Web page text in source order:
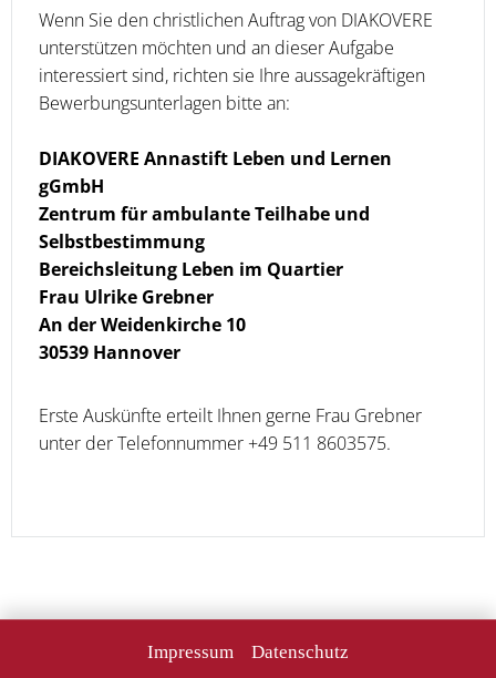
Wenn Sie den christlichen Auftrag von DIAKOVERE
unterstützen möchten und an dieser Aufgabe
interessiert sind, richten sie Ihre aussagekräftigen
Bewerbungsunterlagen bitte an:
DIAKOVERE Annastift Leben und Lernen
gGmbH
Zentrum für ambulante Teilhabe und
Selbstbestimmung
Bereichsleitung Leben im Quartier
Frau Ulrike Grebner
An der Weidenkirche 10
30539 Hannover
Erste Auskünfte erteilt Ihnen gerne Frau Grebner
unter der Telefonnummer +49 511 8603575.
Impressum Datenschutz